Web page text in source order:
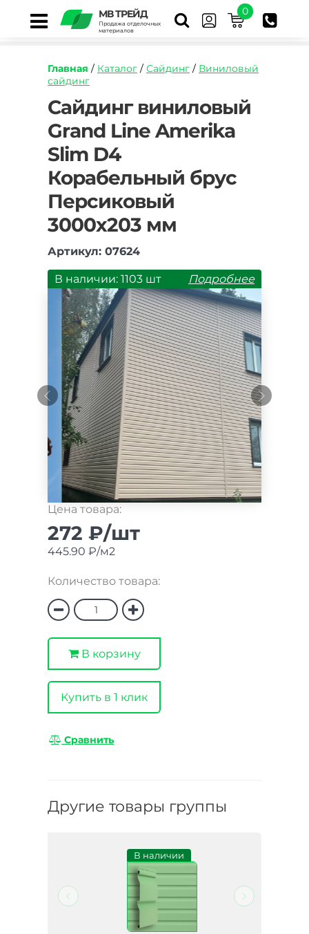
МВ ТРЕЙД
Продажа отделочных
материалов
0
Главная / Каталог / Сайдинг / Виниловый
сайдинг
https://mvtrade.ru/images/id/normal/sayding-
vinilovyy-
grand-
line-
amerika-
slim-
d4-
korabelnyy-
brus-
persikovyy.jpg
Сайдинг виниловый
Grand Line Amerika
Slim D4
Корабельный брус
Персиковый
3000х203 мм
Артикул: 07624
В наличии: 1103 шт Подробнее
Цена товара:
272 ₽/шт
445.90 ₽/м2
Количество товара:
В корзину
Купить в 1 клик
Сравнить
Другие товары группы
В наличии